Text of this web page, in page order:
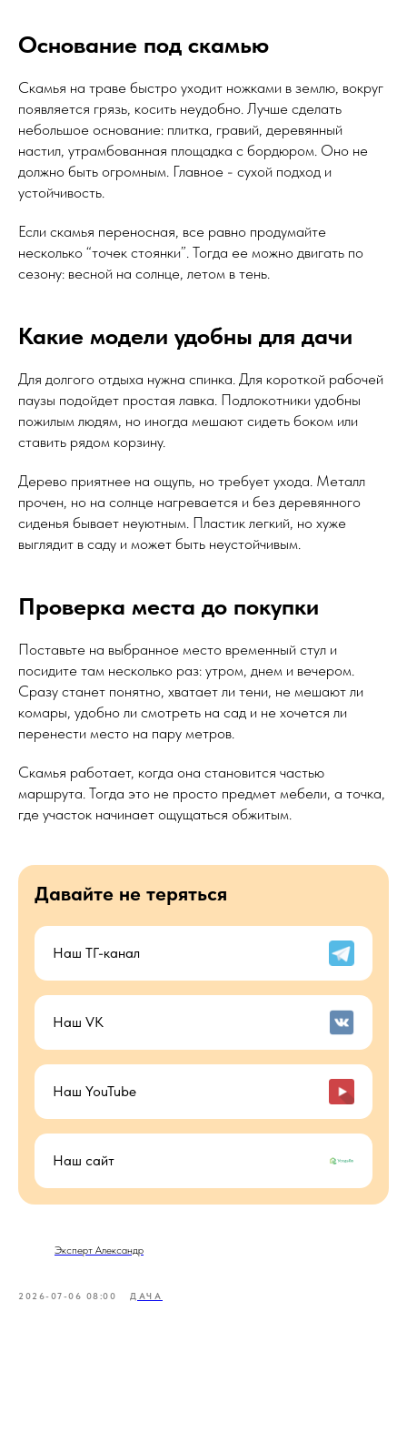
Основание под скамью
Скамья на траве быстро уходит ножками в землю, вокруг
появляется грязь, косить неудобно. Лучше сделать
небольшое основание: плитка, гравий, деревянный
настил, утрамбованная площадка с бордюром. Оно не
должно быть огромным. Главное - сухой подход и
устойчивость.
Если скамья переносная, все равно продумайте
несколько “точек стоянки”. Тогда ее можно двигать по
сезону: весной на солнце, летом в тень.
Какие модели удобны для дачи
Для долгого отдыха нужна спинка. Для короткой рабочей
паузы подойдет простая лавка. Подлокотники удобны
пожилым людям, но иногда мешают сидеть боком или
ставить рядом корзину.
Дерево приятнее на ощупь, но требует ухода. Металл
прочен, но на солнце нагревается и без деревянного
сиденья бывает неуютным. Пластик легкий, но хуже
выглядит в саду и может быть неустойчивым.
Проверка места до покупки
Поставьте на выбранное место временный стул и
посидите там несколько раз: утром, днем и вечером.
Сразу станет понятно, хватает ли тени, не мешают ли
комары, удобно ли смотреть на сад и не хочется ли
перенести место на пару метров.
Скамья работает, когда она становится частью
маршрута. Тогда это не просто предмет мебели, а точка,
где участок начинает ощущаться обжитым.
Давайте не теряться
Наш ТГ-канал
Наш VK
Наш YouTube
Наш сайт
Эксперт Александр
2026-07-06 08:00 ДАЧА